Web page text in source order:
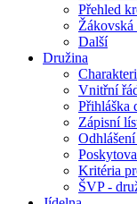
Přehled
Žákovská
Další
Družina
Vnitřní
Přihláška
Zápisní
Kritéria
ŠVP -